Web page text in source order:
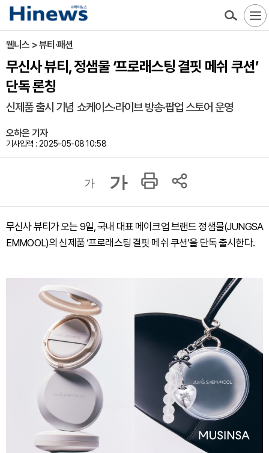
웰니스 > 뷰티·패션
무신사 뷰티, 정샘물 ‘프로래스팅 결핏 메쉬 쿠션’
단독 론칭
신제품 출시 기념 쇼케이스·라이브 방송·팝업 스토어 운영
오하은 기자
기사입력 : 2025-05-08 10:58
가 가
무신사 뷰티가 오는 9일, 국내 대표 메이크업 브랜드 정샘물(JUNGSA
EMMOOL)의 신제품 ‘프로래스팅 결핏 메쉬 쿠션’을 단독 출시한다.